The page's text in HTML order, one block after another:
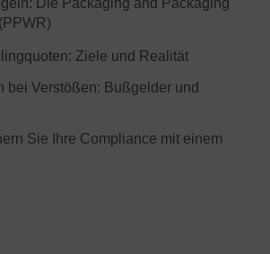
Die Packaging and Packaging
Ziele und Realität
bei Verstößen: Bußgelder und
Sie Ihre Compliance mit einem